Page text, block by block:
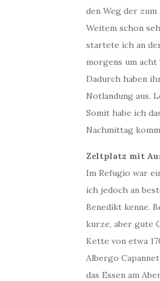
den Weg der
Weitem schon
startete ich an
morgens um
Dadurch haben
Notlandung aus.
Somit habe ich
Nachmittag
Zeltplatz mit
Im Refugio war
ich jedoch an
Benedikt kenne.
kurze, aber gute
Kette von etwa
Albergo
das Essen am